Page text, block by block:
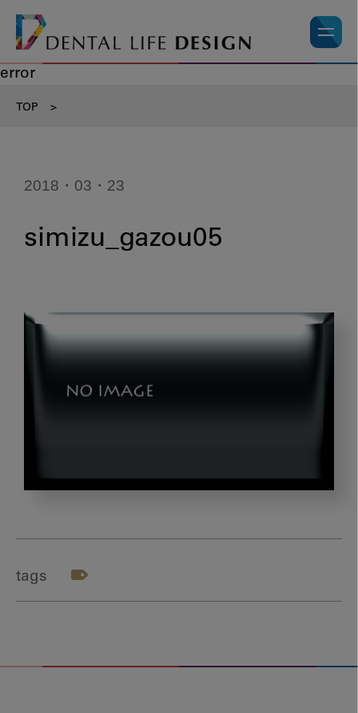
error
TOP >
2018・03・23
simizu_gazou05
tags